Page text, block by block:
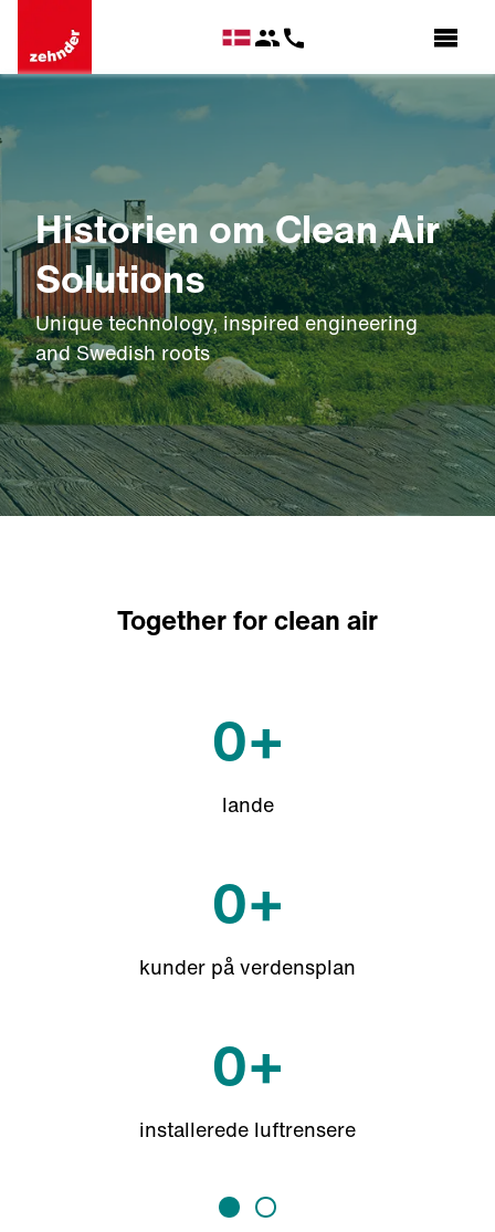
Historien om Clean Air
Solutions
Unique technology, inspired engineering
and Swedish roots
Together for clean air
0+
lande
0+
kunder på verdensplan
0+
installerede luftrensere